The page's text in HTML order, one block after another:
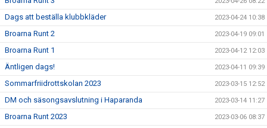
Dags att beställa klubbkläder 2023-04-24 10:38
Broarna Runt 2 2023-04-19 09:01
Broarna Runt 1 2023-04-12 12:03
Äntligen dags! 2023-04-11 09:39
Sommarfriidrottskolan 2023 2023-03-15 12:52
DM och säsongsavslutning i Haparanda 2023-03-14 11:27
Broarna Runt 2023 2023-03-06 08:37